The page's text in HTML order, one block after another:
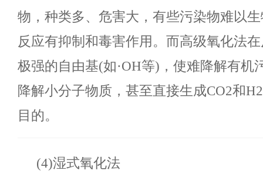
物，种类多、危害大，有些污染物难以
反应有抑制和毒害作用。而高级氧化法
极强的自由基(如·OH等)，使难降解有机
降解小分子物质，甚至直接生成CO2和
目的。
(4)湿式氧化法